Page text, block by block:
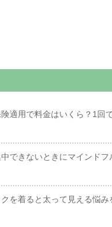
適用で料金はいくら？1回
できないときにマインドフ
を着ると太って見える悩